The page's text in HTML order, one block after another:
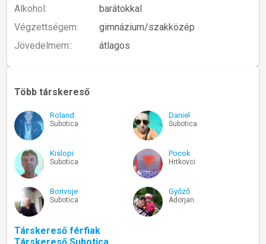
Alkohol:
barátokkal
Végzettségem:
gimnázium/szakközép
Jövedelmem::
átlagos
Több társkereső
Roland
Subotica
Daniel
Subotica
Kislopi
Subotica
Pocok
Hrtkovci
Borivoje
Subotica
Győző
Adorjan
Társkereső férfiak
Társkereső Subotica